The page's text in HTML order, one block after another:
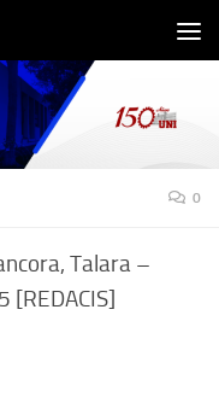
0
Talara –
[REDACIS]